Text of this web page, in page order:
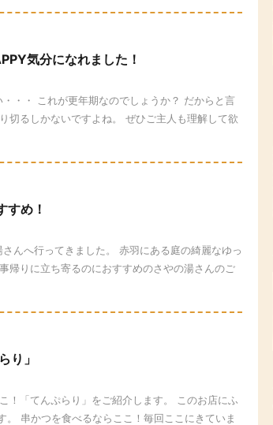
気分になれました！
・・ これが更年期なのでしょうか？ だからと言
切るしかないですよね。 ぜひご主人も理解して欲
すめ！
んへ行ってきました。 赤羽にある庭の綺麗なゆっ
帰りに立ち寄るのにおすすめのさやの湯さんのご
り」
！「てんぷらり」をご紹介します。 このお店にふ
串かつを食べるならここ！毎回ここにきていま